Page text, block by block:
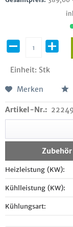
Einheit: Stk
Merken
Artikel-Nr.:
Heizleistung (KW):
Kühlleistung (KW):
Kühlungsart: